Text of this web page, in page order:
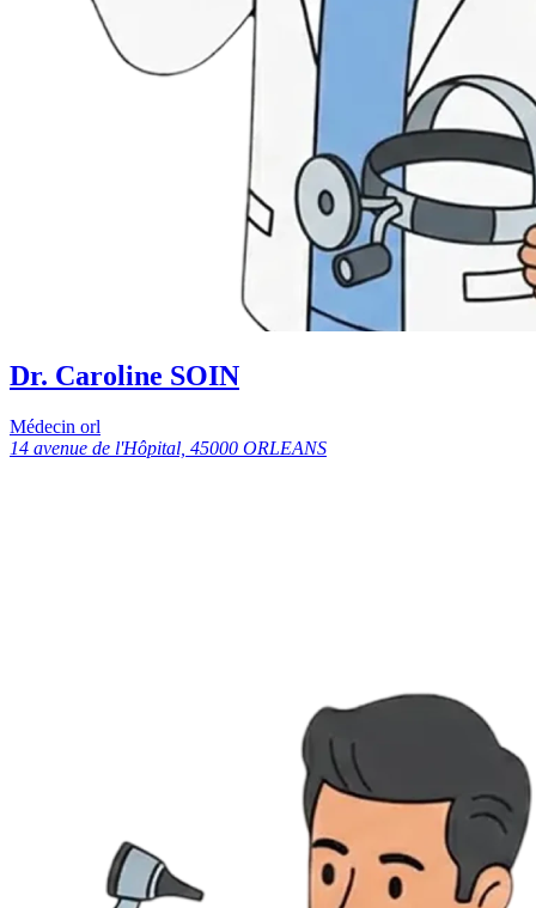
Dr. Caroline SOIN
Médecin orl
14 avenue de l'Hôpital, 45000 ORLEANS